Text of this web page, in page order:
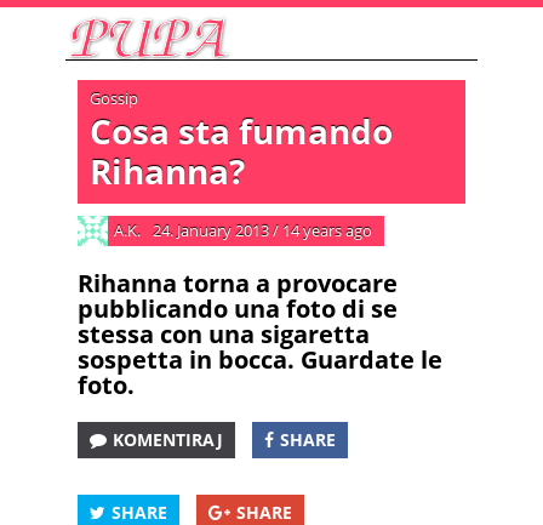
Gossip
Cosa sta fumando
Rihanna?
A.K. 24. January 2013/ 14 years ago
Rihanna torna a provocare
pubblicando una foto di se
stessa con una sigaretta
sospetta in bocca. Guardate le
foto.
KOMENTIRAJ SHARE
SHARE SHARE